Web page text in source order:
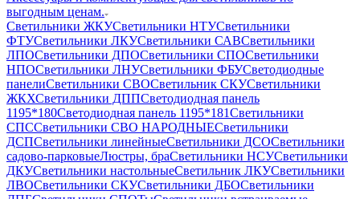
выгодным ценам.
Светильники ЖКУСветильники НТУСветильники
ФТУСветильники ЛКУСветильники САВСветильники
ЛПОСветильники ДПОСветильники СПОСветильники
НПОСветильники ЛНУСветильники ФБУСветодиодные
панелиСветильники СВОСветильник СКУСветильники
ЖКХСветильники ДППСветодиодная панель
1195*180Светодиодная панель 1195*181Светильники
СПССветильники СВО НАРОДНЫЕСветильники
ДСПСветильники линейныеСветильники ДСОСветильники
садово-парковыеЛюстры, браСветильники НСУСветильники
ДКУСветильники настольныеСветильник ЛКУСветильники
ЛВОСветильники СКУСветильники ДБОСветильники